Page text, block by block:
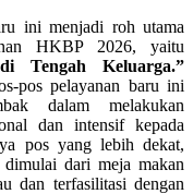
ini menjadi roh utama
HKBP 2026, yaitu
Tengah Keluarga.”
pos pelayanan baru ini
dalam melakukan
dan intensif kepada
pos yang lebih dekat,
dimulai dari meja makan
dan terfasilitasi dengan